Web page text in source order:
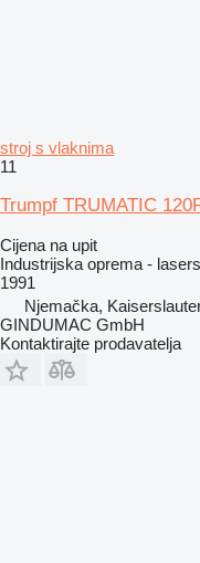
stroj s vlaknima
11
Trumpf TRUMATIC
Cijena na upit
Industrijska oprema -
1991
Njemačka,
GINDUMAC GmbH
Kontaktirajte prodavatelja